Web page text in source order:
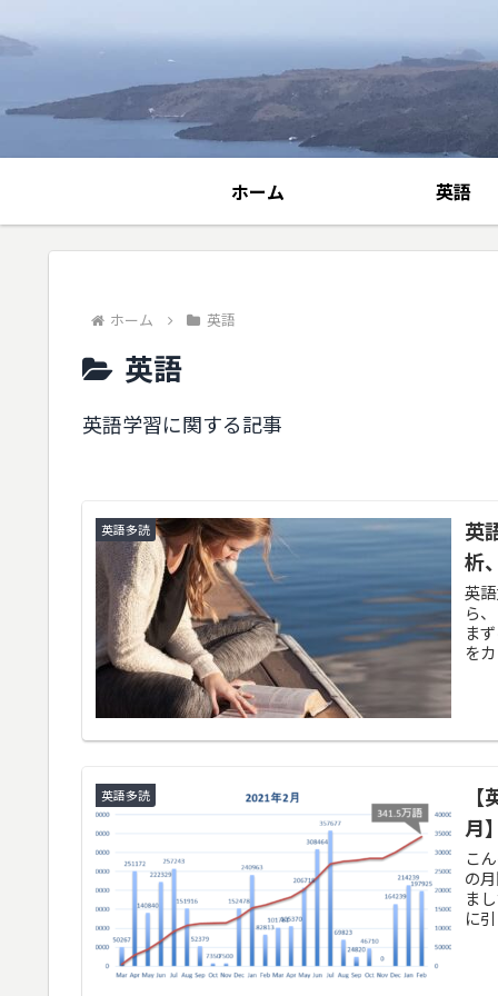
ホーム 英語
ホーム 英語
英語
英語学習に関する記事
英語多読
英
析
英
ら
ま
を
英語多読
月
こ
の
ま
に